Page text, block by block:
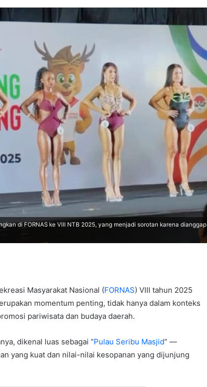
di FORNAS ke VIII NTB 2025, yang menjadi sorotan karena dianggap
Masyarakat Nasional (FORNAS) VIII tahun 2025
momentum penting, tidak hanya dalam konteks
pariwisata dan budaya daerah.
dikenal luas sebagai “Pulau Seribu Masjid” —
yang kuat dan nilai-nilai kesopanan yang dijunjung